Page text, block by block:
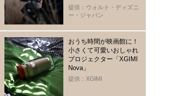
提供：ウォルト・ディズニ
ー・ジャパン
おうち時間が映画館に！
小さくて可愛いおしゃれ
プロジェクター「XGIMI
Nova」
提供：XGIMI